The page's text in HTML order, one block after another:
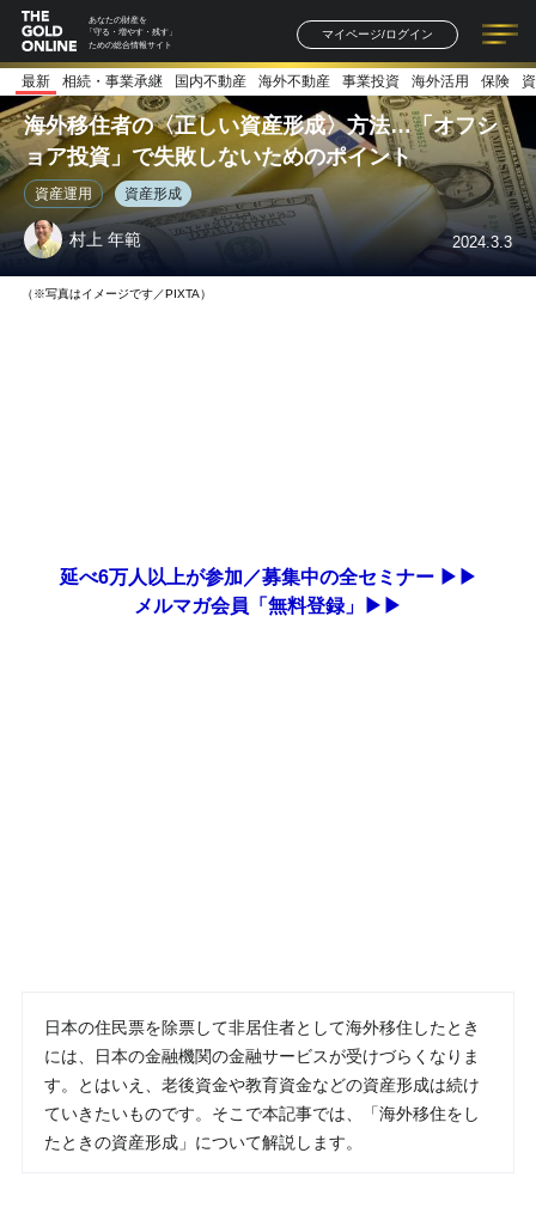
あなたの財産を
「守る・増やす・残す」
ための総合情報サイト
マイページ/ログイン
記事一覧 連載一覧
著者一覧 書籍一覧
最新 相続・事業承継 国内不動産 海外不動産 事業投資 海外活用 保険
海外移住者の〈正しい資産形成〉方法…「オフシ
ョア投資」で失敗しないためのポイント
資産運用 資産形成
村上 年範 2024.3.3
（※写真はイメージです／PIXTA）
延べ6万人以上が参加／募集中の全セミナー ▶▶
メルマガ会員「無料登録」▶▶
日本の住民票を除票して非居住者として海外移住したとき
には、日本の金融機関の金融サービスが受けづらくなりま
す。とはいえ、老後資金や教育資金などの資産形成は続け
ていきたいものです。そこで本記事では、「海外移住をし
たときの資産形成」について解説します。